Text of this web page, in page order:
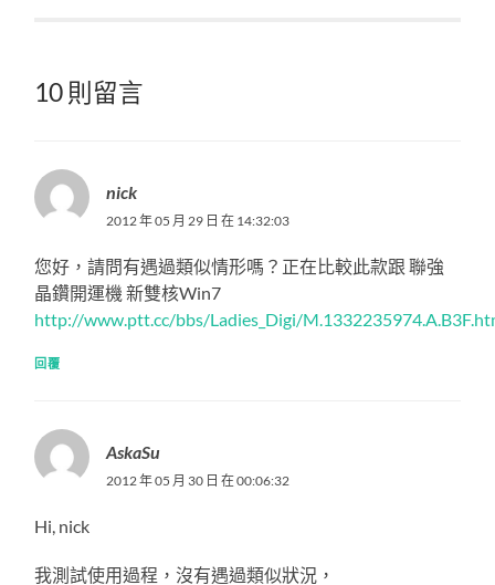
10 則留言
nick
2012 年 05 月 29 日 在 14:32:03
您好，請問有遇過類似情形嗎？正在比較此款跟 聯強
晶鑽開運機 新雙核Win7
http://www.ptt.cc/bbs/Ladies_Digi/
回覆
AskaSu
2012 年 05 月 30 日 在 00:06:32
Hi, nick
我測試使用過程，沒有遇過類似狀況，